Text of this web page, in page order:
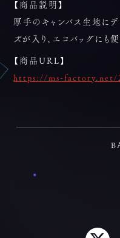
【商品説明】
厚手のキャンバス生地にデ
ズが入り、エコバッグにも便
【商品URL】
https://ms-factory.net/